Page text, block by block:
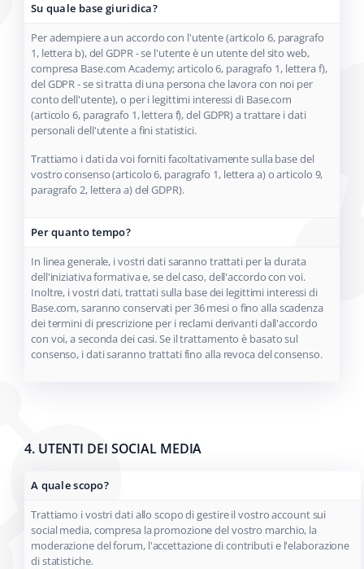
Su quale base giuridica?
Per adempiere a un accordo con l'utente (articolo 6, paragrafo
1, lettera b), del GDPR - se l'utente è un utente del sito web,
compresa Base.com Academy; articolo 6, paragrafo 1, lettera f),
del GDPR - se si tratta di una persona che lavora con noi per
conto dell'utente), o per i legittimi interessi di Base.com
(articolo 6, paragrafo 1, lettera f), del GDPR) a trattare i dati
personali dell'utente a fini statistici.
Trattiamo i dati da voi forniti facoltativamente sulla base del
vostro consenso (articolo 6, paragrafo 1, lettera a) o articolo 9,
paragrafo 2, lettera a) del GDPR).
Per quanto tempo?
In linea generale, i vostri dati saranno trattati per la durata
dell'iniziativa formativa e, se del caso, dell'accordo con voi.
Inoltre, i vostri dati, trattati sulla base dei legittimi interessi di
Base.com, saranno conservati per 36 mesi o fino alla scadenza
dei termini di prescrizione per i reclami derivanti dall'accordo
con voi, a seconda dei casi. Se il trattamento è basato sul
consenso, i dati saranno trattati fino alla revoca del consenso.
4. UTENTI DEI SOCIAL MEDIA
A quale scopo?
Trattiamo i vostri dati allo scopo di gestire il vostro account sui
social media, compresa la promozione del vostro marchio, la
moderazione del forum, l'accettazione di contributi e l'elaborazione
di statistiche.